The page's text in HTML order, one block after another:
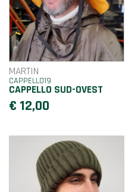
MARTIN
CAPPELLO19
CAPPELLO SUD-OVEST
€ 12,00